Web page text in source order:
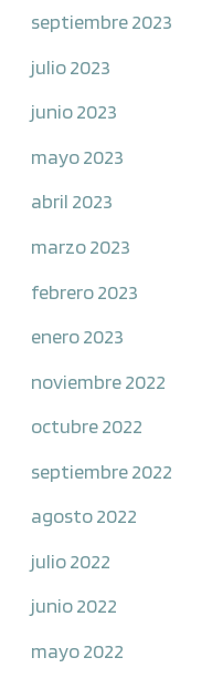
septiembre 2023
julio 2023
junio 2023
mayo 2023
abril 2023
marzo 2023
febrero 2023
enero 2023
noviembre 2022
octubre 2022
septiembre 2022
agosto 2022
julio 2022
junio 2022
mayo 2022